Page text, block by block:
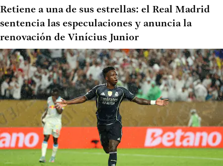
Retiene a una de sus estrellas: el Real Madrid
sentencia las especulaciones y anuncia la
renovación de Vinícius Junior